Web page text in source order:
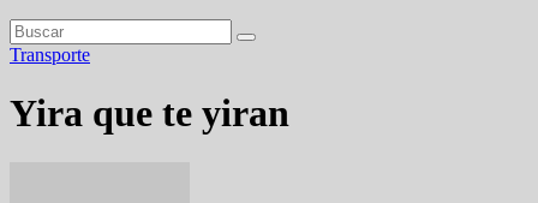
Transporte
Yira que te yiran